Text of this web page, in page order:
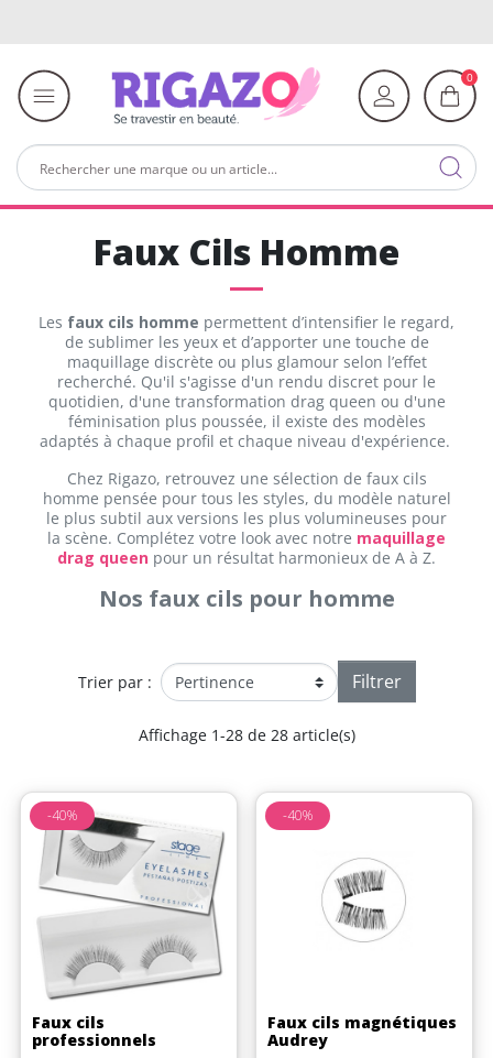
0
Faux Cils Homme
Les faux cils homme permettent d’intensifier le regard,
de sublimer les yeux et d’apporter une touche de
maquillage discrète ou plus glamour selon l’effet
recherché. Qu'il s'agisse d'un rendu discret pour le
quotidien, d'une transformation drag queen ou d'une
féminisation plus poussée, il existe des modèles
adaptés à chaque profil et chaque niveau d'expérience.
Chez Rigazo, retrouvez une sélection de faux cils
homme pensée pour tous les styles, du modèle naturel
le plus subtil aux versions les plus volumineuses pour
la scène. Complétez votre look avec notre maquillage
drag queen pour un résultat harmonieux de A à Z.
Nos faux cils pour homme
Trier par : Filtrer
Affichage 1-28 de 28 article(s)
Faux cils
professionnels
-40%
Faux cils magnétiques
Audrey
-40%